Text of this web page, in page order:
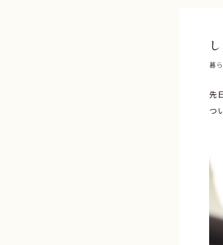
暮
先
つ